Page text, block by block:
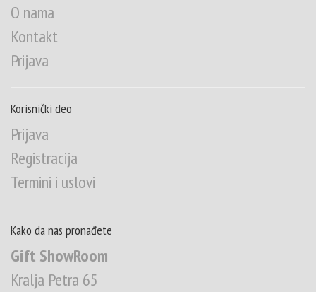
O nama
Kontakt
Prijava
Korisnički deo
Prijava
Registracija
Termini i uslovi
Kako da nas pronađete
Gift ShowRoom
Kralja Petra 65